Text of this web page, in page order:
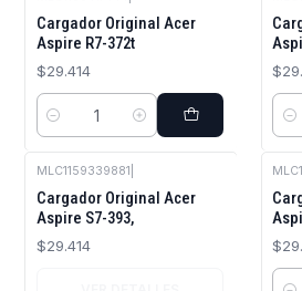
Cargador Original Acer
Aspire R7-372t
$29.414
Cantidad
MLC1159339881
Cargador Original Acer
Aspire S7-393,
$29.414